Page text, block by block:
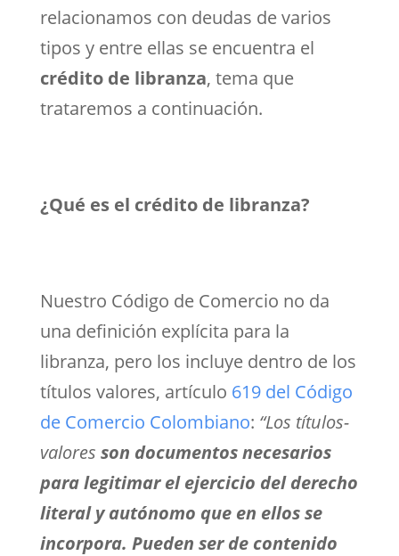
relacionamos con deudas de varios
tipos y entre ellas se encuentra el
crédito de libranza, tema que
trataremos a continuación.
¿Qué es el crédito de libranza?
Nuestro Código de Comercio no da
una definición explícita para la
libranza, pero los incluye dentro de los
títulos valores, artículo 619 del Código
de Comercio Colombiano: “Los títulos-
valores son documentos necesarios
para legitimar el ejercicio del derecho
literal y autónomo que en ellos se
incorpora. Pueden ser de contenido